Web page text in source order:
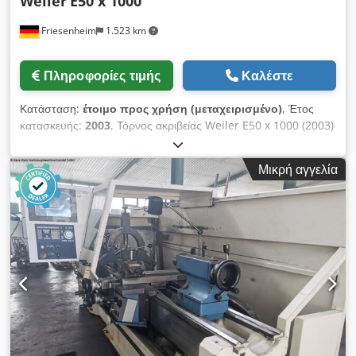
Friesenheim 1.523 km
Πληροφορίες τιμής Καλέστε
Κατάσταση: έτοιμο προς χρήση (μεταχειρισμένο), Έτος
κατασκευής: 2003, Τόρνος ακριβείας Weiler E50 x 1000 (2003)
Κατασκευαστής: Weiler Τύπος: E50 x 1000 Έτος κατασκευής:
2003 Κατάσταση: καλή, μεταχειρισμένος, υπό τροφοδοσία
Ώρες ενεργοποίησης: 43.000h Τεχνικά στοιχεία βλ. Djdpoy Ti
Iwofx Ac Tsck Περιλαμβάνεται στην παράδοση: - Πρωτότυπη
τεκμηρίωση - Rota S Plus 250-62 - Κορνίζα - Πυργίσκος
εργαλείων Parat 4 διαμερισμάτων
Μικρή αγγελία